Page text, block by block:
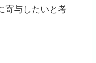
寄与したいと考